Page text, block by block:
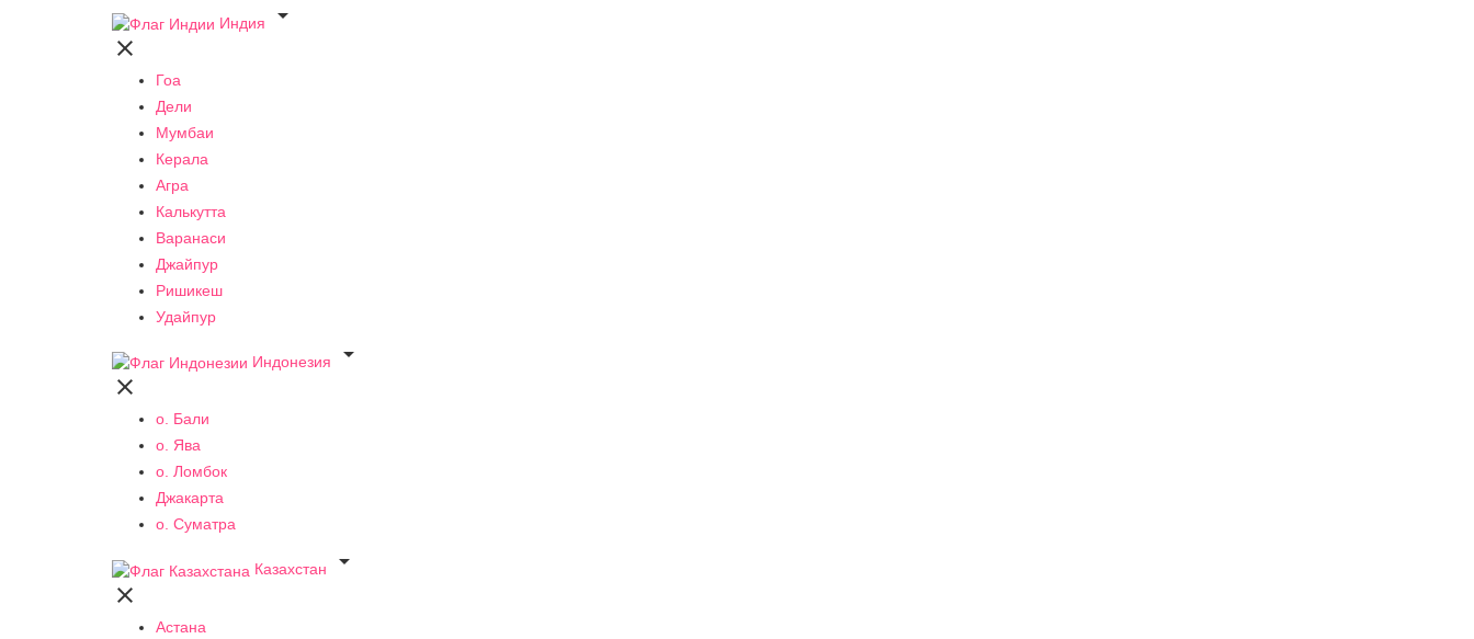
Индия


Гоа
Дели
Мумбаи
Керала
Агра
Калькутта
Варанаси
Джайпур
Ришикеш
Удайпур
Индонезия


о. Бали
о. Ява
о. Ломбок
Джакарта
о. Суматра
Казахстан


Астана